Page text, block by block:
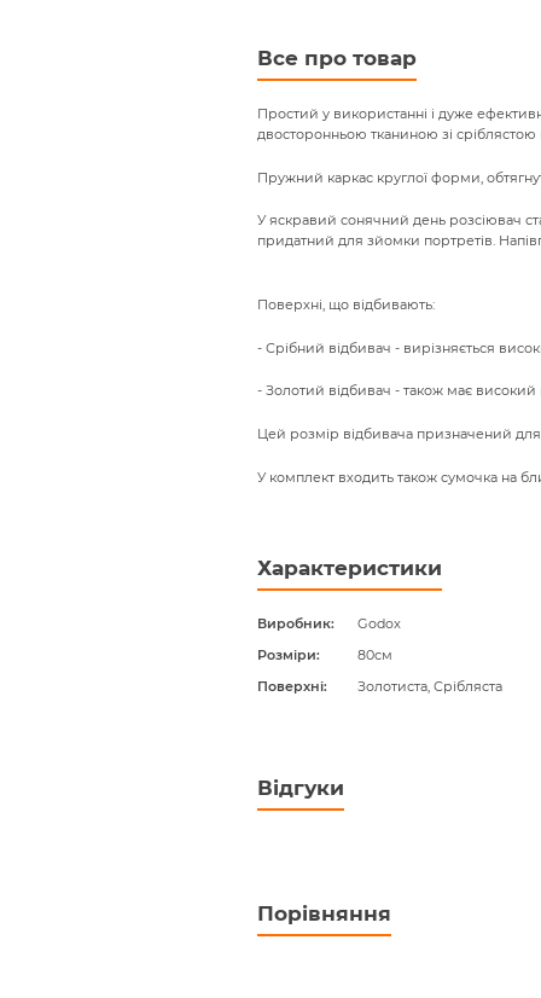
Все про товар
Простий у використанні і дуже
двосторонньою тканиною зі
Пружний каркас круглої форми,
У яскравий сонячний день розсіювач
придатний для зйомки портретів.
Поверхні, що відбивають:
- Срібний відбивач - вирізняється
- Золотий відбивач - також має високий
Цей розмір відбивача призначений
У комплект входить також сумочка на
Характеристики
Виробник
Godox
Розміри
80см
Поверхні
Золотиста, Срібляста
Відгуки
Порівняння